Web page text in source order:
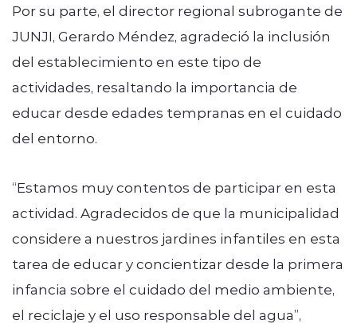
Por su parte, el director regional subrogante de
JUNJI, Gerardo Méndez, agradeció la inclusión
del establecimiento en este tipo de
actividades, resaltando la importancia de
educar desde edades tempranas en el cuidado
del entorno.
“Estamos muy contentos de participar en esta
actividad. Agradecidos de que la municipalidad
considere a nuestros jardines infantiles en esta
tarea de educar y concientizar desde la primera
infancia sobre el cuidado del medio ambiente,
el reciclaje y el uso responsable del agua”,